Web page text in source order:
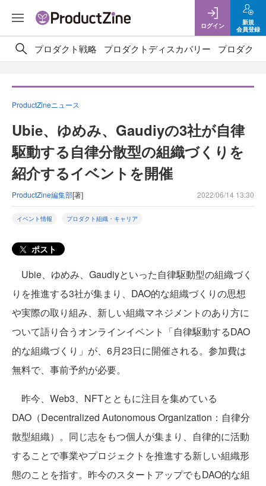
ログイン
新規
会員登録
プロダクト戦略 プロダクトディスカバリー プロダクト
ProductZineニュース
Ubie、ゆめみ、Gaudiyの3社が自律
駆動する自律分散型の組織づくりを
紹介するイベントを開催
ProductZine編集部[著] 2022/06/14 13:30
イベント情報 プロダクト組織・キャリア
ポスト
Ubie、ゆめみ、Gaudiyといった自律駆動型の組織づく
りを推進する3社が集まり、DAO的な組織づくりの思想
や実際の取り組み、新しい組織マネジメントのあり方に
ついて語り合うオンラインイベント「自律駆動するDAO
的な組織づくり」が、6月23日に開催される。参加費は
無料で、事前予約が必要。
昨今、Web3、NFTとともに注目を集めている
DAO（Decentralized Autonomous Organization：自律分
散型組織）。同じ志をもつ個人が集まり、自律的に活動
することで事業やプロジェクトを推進する新しい組織形
態のことを指す。昨今のスタートアップでもDAO的な組